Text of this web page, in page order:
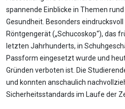
spannende Einblicke in Themen
Gesundheit. Besonders
Röntgengerät („Schucoskop“), das
letzten Jahrhunderts, in
Passform eingesetzt wurde und
Gründen verboten ist. Die
und konnten anschaulich
Sicherheitsstandards im Laufe der